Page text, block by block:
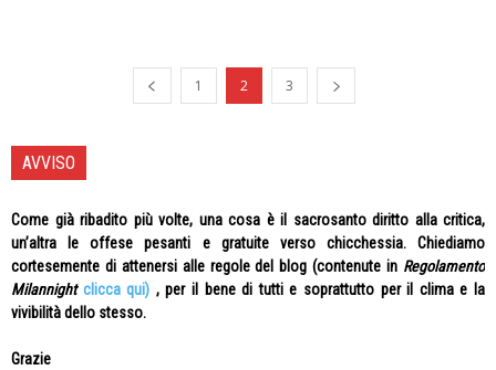
1 2 3
AVVISO
Come già ribadito più volte, una cosa è il sacrosanto diritto alla critica,
un’altra le offese pesanti e gratuite verso chicchessia. Chiediamo
cortesemente di attenersi alle regole del blog (contenute in Regolamento
Milannight clicca qui) , per il bene di tutti e soprattutto per il clima e la
vivibilità dello stesso.
Grazie